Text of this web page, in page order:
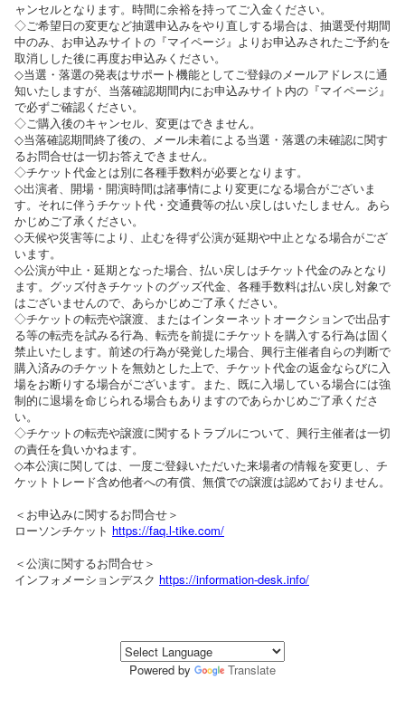
ャンセルとなります。時間に余裕を持ってご入金ください。
◇ご希望日の変更など抽選申込みをやり直しする場合は、抽選受付期間
中のみ、お申込みサイトの『マイページ』よりお申込みされたご予約を
取消しした後に再度お申込みください。
◇当選・落選の発表はサポート機能としてご登録のメールアドレスに通
知いたしますが、当落確認期間内にお申込みサイト内の『マイページ』
で必ずご確認ください。
◇ご購入後のキャンセル、変更はできません。
◇当落確認期間終了後の、メール未着による当選・落選の未確認に関す
るお問合せは一切お答えできません。
◇チケット代金とは別に各種手数料が必要となります。
◇出演者、開場・開演時間は諸事情により変更になる場合がございま
す。それに伴うチケット代・交通費等の払い戻しはいたしません。あら
かじめご了承ください。
◇天候や災害等により、止むを得ず公演が延期や中止となる場合がござ
います。
◇公演が中止・延期となった場合、払い戻しはチケット代金のみとなり
ます。グッズ付きチケットのグッズ代金、各種手数料は払い戻し対象で
はございませんので、あらかじめご了承ください。
◇チケットの転売や譲渡、またはインターネットオークションで出品す
る等の転売を試みる行為、転売を前提にチケットを購入する行為は固く
禁止いたします。前述の行為が発覚した場合、興行主催者自らの判断で
購入済みのチケットを無効とした上で、チケット代金の返金ならびに入
場をお断りする場合がございます。また、既に入場している場合には強
制的に退場を命じられる場合もありますのであらかじめご了承くださ
い。
◇チケットの転売や譲渡に関するトラブルについて、興行主催者は一切
の責任を負いかねます。
◇本公演に関しては、一度ご登録いただいた来場者の情報を変更し、チ
ケットトレード含め他者への有償、無償での譲渡は認めておりません。
＜お申込みに関するお問合せ＞
ローソンチケット https://faq.l-tike.com/
＜公演に関するお問合せ＞
インフォメーションデスク https://information-desk.info/
Powered by Translate